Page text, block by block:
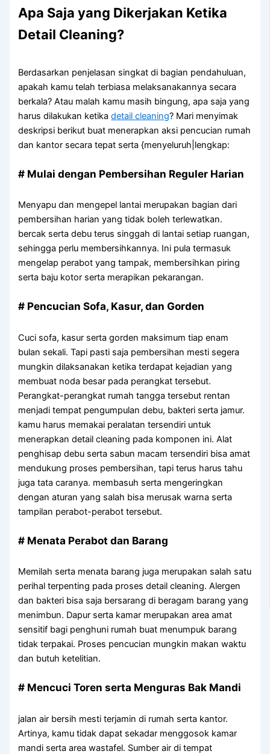
Apa Saja yang Dikerjakan Ketika
Detail Cleaning?
Berdasarkan penjelasan singkat di bagian pendahuluan,
apakah kamu telah terbiasa melaksanakannya secara
berkala? Atau malah kamu masih bingung, apa saja yang
harus dilakukan ketikadetail cleaning? Mari menyimak
deskripsi berikut buat menerapkan aksi pencucian rumah
dan kantor secara tepat serta {menyeluruh|lengkap:
# Mulai dengan Pembersihan Reguler Harian
Menyapu dan mengepel lantai merupakan bagian dari
pembersihan harian yang tidak boleh terlewatkan.
bercak serta debu terus singgah di lantai setiap ruangan,
sehingga perlu membersihkannya. Ini pula termasuk
mengelap perabot yang tampak, membersihkan piring
serta baju kotor serta merapikan pekarangan.
# Pencucian Sofa, Kasur, dan Gorden
Cuci sofa, kasur serta gorden maksimum tiap enam
bulan sekali. Tapi pasti saja pembersihan mesti segera
mungkin dilaksanakan ketika terdapat kejadian yang
membuat noda besar pada perangkat tersebut.
Perangkat-perangkat rumah tangga tersebut rentan
menjadi tempat pengumpulan debu, bakteri serta jamur.
kamu harus memakai peralatan tersendiri untuk
menerapkan detail cleaning pada komponen ini. Alat
penghisap debu serta sabun macam tersendiri bisa amat
mendukung proses pembersihan, tapi terus harus tahu
juga tata caranya. membasuh serta mengeringkan
dengan aturan yang salah bisa merusak warna serta
tampilan perabot-perabot tersebut.
# Menata Perabot dan Barang
Memilah serta menata barang juga merupakan salah satu
perihal terpenting pada proses detail cleaning. Alergen
dan bakteri bisa saja bersarang di beragam barang yang
menimbun. Dapur serta kamar merupakan area amat
sensitif bagi penghuni rumah buat menumpuk barang
tidak terpakai. Proses pencucian mungkin makan waktu
dan butuh ketelitian.
# Mencuci Toren serta Menguras Bak Mandi
jalan air bersih mesti terjamin di rumah serta kantor.
Artinya, kamu tidak dapat sekadar menggosok kamar
mandi serta area wastafel. Sumber air di tempat